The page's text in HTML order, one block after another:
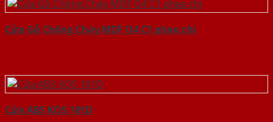
Cửa Gỗ Chống Cháy MDF O4 C1 phao chi
Cửa ABS KOS 101D